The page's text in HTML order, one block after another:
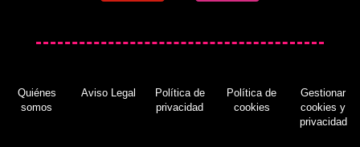
Quiénes
somos
Aviso Legal
Política de
privacidad
Política de
cookies
Gestionar
cookies y
privacidad